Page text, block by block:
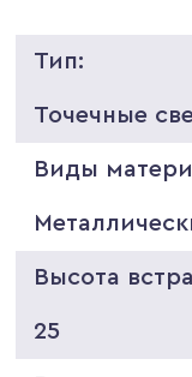
Тип:
Точечные
Виды
Высота
25